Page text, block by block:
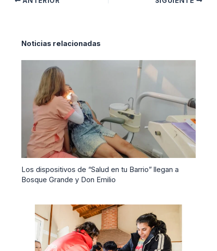
Noticias relacionadas
Los dispositivos de “Salud en tu Barrio” llegan a
Bosque Grande y Don Emilio